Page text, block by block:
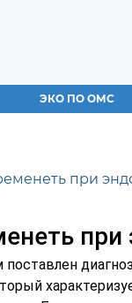
ЭКО ПО ОМС
при
при